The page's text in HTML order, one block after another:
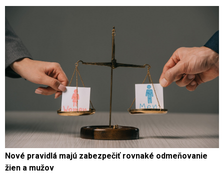
Nové pravidlá majú zabezpečiť rovnaké odmeňovanie
žien a mužov